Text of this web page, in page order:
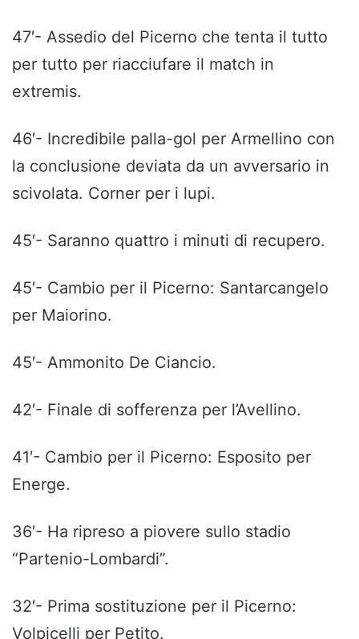
47′- Assedio del Picerno che tenta il tutto
per tutto per riacciufare il match in
extremis.
46′- Incredibile palla-gol per Armellino con
la conclusione deviata da un avversario in
scivolata. Corner per i lupi.
45′- Saranno quattro i minuti di recupero.
45′- Cambio per il Picerno: Santarcangelo
per Maiorino.
45′- Ammonito De Ciancio.
42′- Finale di sofferenza per l’Avellino.
41′- Cambio per il Picerno: Esposito per
Energe.
36′- Ha ripreso a piovere sullo stadio
“Partenio-Lombardi”.
32′- Prima sostituzione per il Picerno:
Volpicelli per Petito.